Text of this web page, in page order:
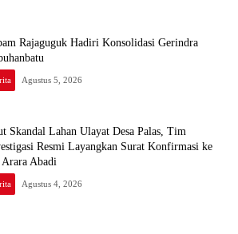
Rajaguguk Hadiri Konsolidasi Gerindra
Agustus 5, 2026
Skandal Lahan Ulayat Desa Palas, Tim
Resmi Layangkan Surat Konfirmasi ke
Abadi
Agustus 4, 2026